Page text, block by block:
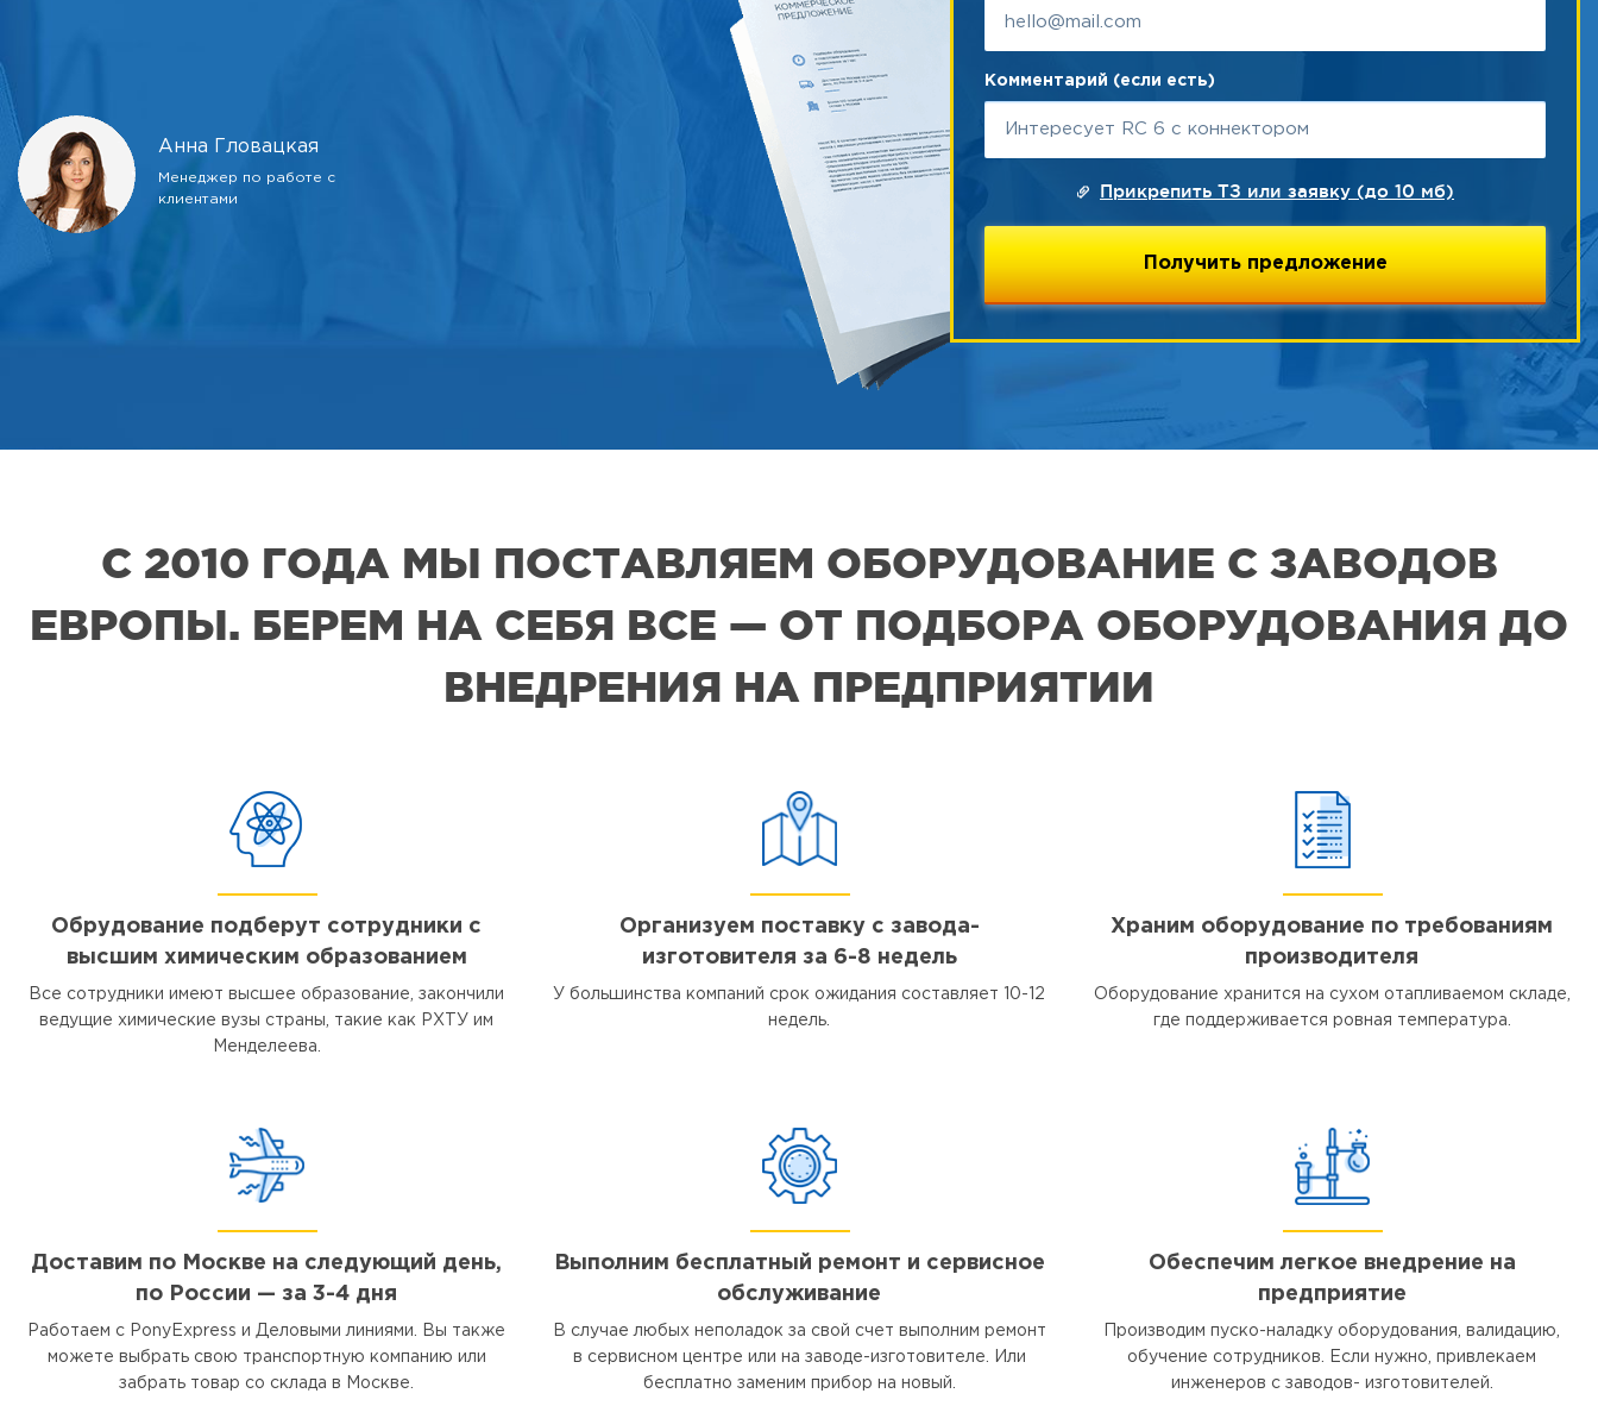
Анна Гловацкая
Менеджер по работе с
клиентами
Комментарий (если есть)
Прикрепить ТЗ или заявку (до 10 мб)
С 2010 ГОДА МЫ ПОСТАВЛЯЕМ ОБОРУДОВАНИЕ С ЗАВОДОВ
ЕВРОПЫ. БЕРЕМ НА СЕБЯ ВСЕ — ОТ ПОДБОРА ОБОРУДОВАНИЯ ДО
ВНЕДРЕНИЯ НА ПРЕДПРИЯТИИ
Обрудование подберут сотрудники с
высшим химическим образованием
Все сотрудники имеют высшее образование, закончили
ведущие химические вузы страны, такие как РХТУ им
Менделеева.
Организуем поставку с завода-
изготовителя за 6-8 недель
У большинства компаний срок ожидания составляет 10-12
недель.
Храним оборудование по требованиям
производителя
Оборудование хранится на сухом отапливаемом складе,
где поддерживается ровная температура.
Доставим по Москве на следующий день,
по России — за 3-4 дня
Работаем с PonyExpress и Деловыми линиями. Вы также
можете выбрать свою транспортную компанию или
забрать товар со склада в Москве.
Выполним бесплатный ремонт и сервисное
обслуживание
В случае любых неполадок за свой счет выполним ремонт
в сервисном центре или на заводе-изготовителе. Или
бесплатно заменим прибор на новый.
Обеспечим легкое внедрение на
предприятие
Производим пуско-наладку оборудования, валидацию,
обучение сотрудников. Если нужно, привлекаем
инженеров с заводов- изготовителей.